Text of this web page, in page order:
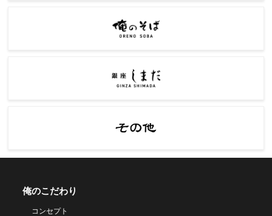
俺のこだわり
コンセプト